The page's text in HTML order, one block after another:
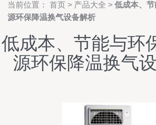
当前位置： 首页 > 产品大全 > 低成本、
源环保降温换气设备解析
低成本、节能与环
源环保降温换气